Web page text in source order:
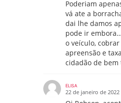
Poderiam
vá ate a
dai lhe damos
pode ir
o veículo,
apreensão e
cidadão de
ELISA
22 de janeiro de 2022